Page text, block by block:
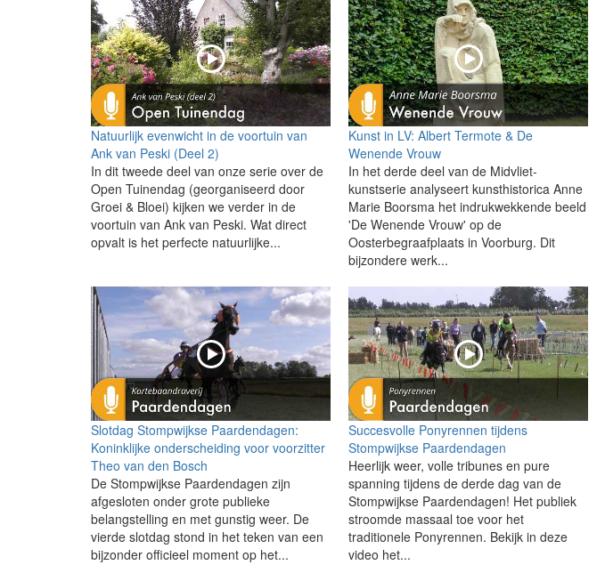
Natuurlijk evenwicht in de voortuin van
Ank van Peski (Deel 2)
In dit tweede deel van onze serie over de
Open Tuinendag (georganiseerd door
Groei & Bloei) kijken we verder in de
voortuin van Ank van Peski. Wat direct
opvalt is het perfecte natuurlijke...
Kunst in LV: Albert Termote & De
Wenende Vrouw
In het derde deel van de Midvliet-
kunstserie analyseert kunsthistorica Anne
Marie Boorsma het indrukwekkende beeld
'De Wenende Vrouw' op de
Oosterbegraafplaats in Voorburg. Dit
bijzondere werk...
Slotdag Stompwijkse Paardendagen:
Koninklijke onderscheiding voor voorzitter
Theo van den Bosch
De Stompwijkse Paardendagen zijn
afgesloten onder grote publieke
belangstelling en met gunstig weer. De
vierde slotdag stond in het teken van een
bijzonder officieel moment op het...
Succesvolle Ponyrennen tijdens
Stompwijkse Paardendagen
Heerlijk weer, volle tribunes en pure
spanning tijdens de derde dag van de
Stompwijkse Paardendagen! Het publiek
stroomde massaal toe voor het
traditionele Ponyrennen. Bekijk in deze
video het...